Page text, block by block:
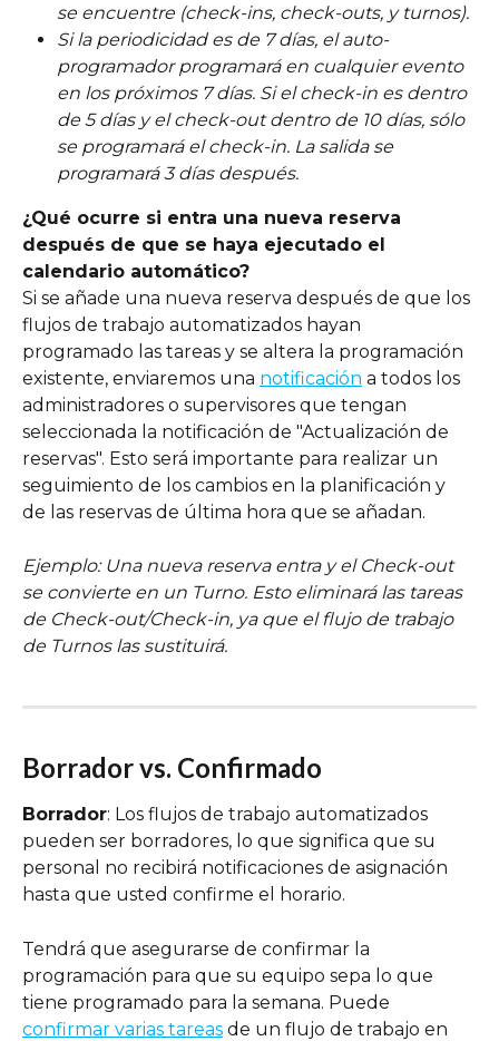
se encuentre (check-ins, check-outs, y turnos).
Si la periodicidad es de 7 días, el auto-
programador programará en cualquier evento
en los próximos 7 días. Si el check-in es dentro
de 5 días y el check-out dentro de 10 días, sólo
se programará el check-in. La salida se
programará 3 días después.
¿Qué ocurre si entra una nueva reserva
después de que se haya ejecutado el
calendario automático?
Si se añade una nueva reserva después de que los
flujos de trabajo automatizados hayan
programado las tareas y se altera la programación
existente, enviaremos una notificación a todos los
administradores o supervisores que tengan
seleccionada la notificación de "Actualización de
reservas". Esto será importante para realizar un
seguimiento de los cambios en la planificación y
de las reservas de última hora que se añadan.
Ejemplo: Una nueva reserva entra y el Check-out
se convierte en un Turno. Esto eliminará las tareas
de Check-out/Check-in, ya que el flujo de trabajo
de Turnos las sustituirá.
Borrador vs. Confirmado
Borrador: Los flujos de trabajo automatizados
pueden ser borradores, lo que significa que su
personal no recibirá notificaciones de asignación
hasta que usted confirme el horario.
Tendrá que asegurarse de confirmar la
programación para que su equipo sepa lo que
tiene programado para la semana. Puede
confirmar varias tareas de un flujo de trabajo en